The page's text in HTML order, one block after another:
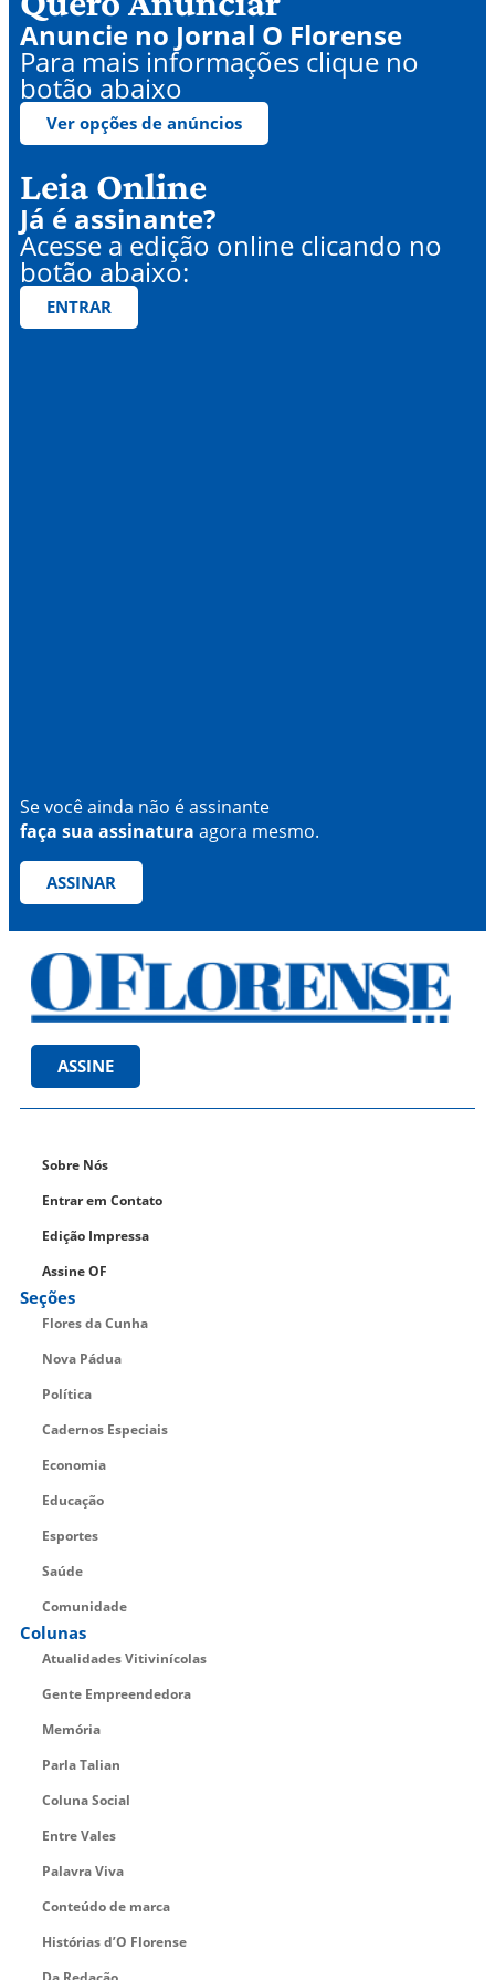
Anuncie no Jornal O Florense
Para mais informações clique no
botão abaixo
Ver opções de anúncios
Leia Online
Já é assinante?
Acesse a edição online clicando no
botão abaixo:
ENTRAR
Se você ainda não é assinante
faça sua assinatura agora mesmo.
ASSINAR
ASSINE
Sobre Nós
Entrar em Contato
Edição Impressa
Assine OF
Seções
Flores da Cunha
Nova Pádua
Política
Cadernos Especiais
Economia
Educação
Esportes
Saúde
Comunidade
Colunas
Atualidades Vitivinícolas
Gente Empreendedora
Memória
Parla Talian
Coluna Social
Entre Vales
Palavra Viva
Conteúdo de marca
Histórias d’O Florense